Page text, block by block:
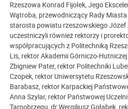
Rzeszowa Konrad Fijołek, Jego
Wątroba, przewodniczący Rady Miasta
starosta powiatu rzeszowskiego Józef
uczestniczyli również rektorzy i
współpracujących z Politechniką
Lis, rektor Akademii Górniczo-
Zbigniew Pater, rektor Politechniki
Czopek, rektor Uniwersytetu
Barabasz, rektor Karpackiej
Anna Szylar, rektor Państwowej
Tarnobrzegu, dr Wergiliusz Gołąbek,